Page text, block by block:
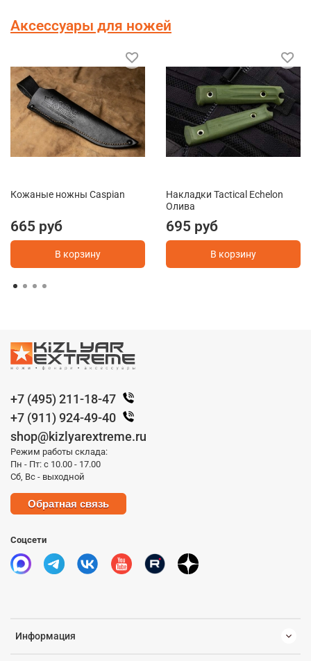
Аксессуары для ножей
Кожаные ножны Caspian
665 руб
В корзину
Накладки Tactical Echelon
Олива
695 руб
В корзину
Информация
+7 (495) 211-18-47
+7 (911) 924-49-40
shop@kizlyarextreme.ru
Режим работы склада:
Пн - Пт: с 10.00 - 17.00
Сб, Вс - выходной
Обратная связь
Соцсети